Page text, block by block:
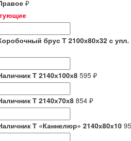
₽
брус Т 2100х80х32 с упл.
Т 2140х100х8 595 ₽
Т 2140х70х8 854 ₽
Т «Каннелюр» 2140х80х10